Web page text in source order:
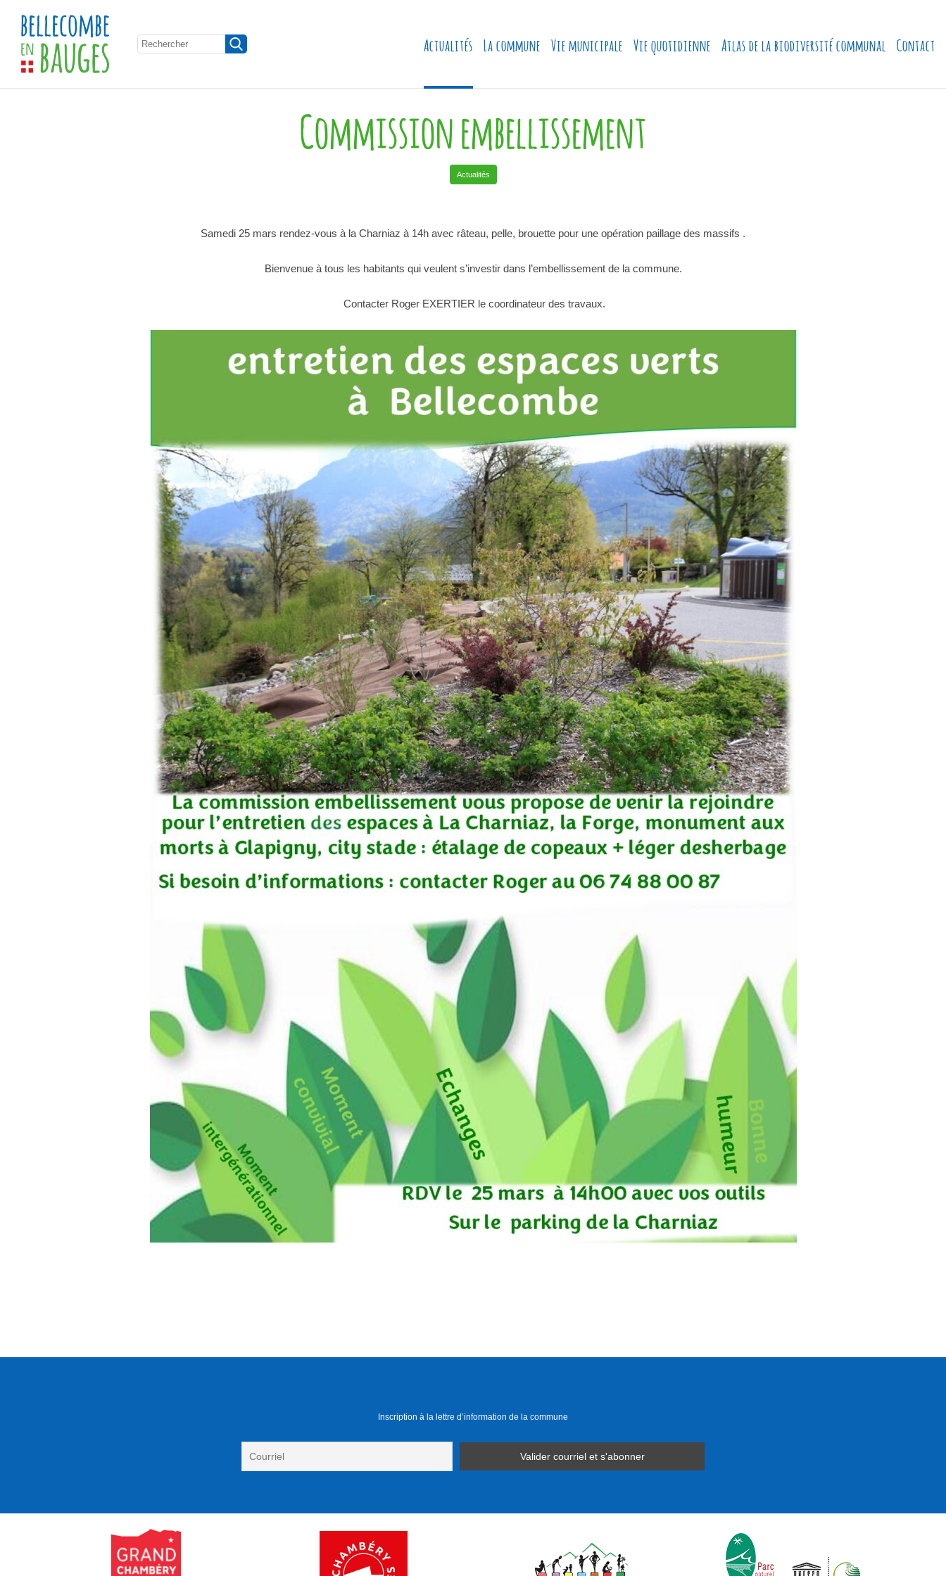
Actualités La commune Vie municipale Vie quotidienne Atlas de la biodiversité communal Contact
Commission embellissement
Actualités
Samedi 25 mars rendez-vous à la Charniaz à 14h avec râteau, pelle, brouette pour une opération paillage des massifs .
Bienvenue à tous les habitants qui veulent s’investir dans l’embellissement de la commune.
Contacter Roger EXERTIER le coordinateur des travaux.
Inscription à la lettre d’information de la commune